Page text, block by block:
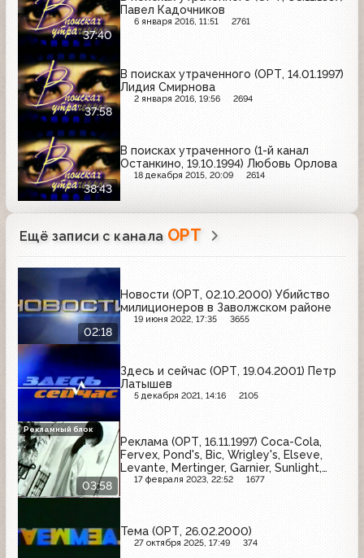
37:40
Павел Кадочников
6 января 2016, 11:51 2761
37:58
В поисках утраченного (ОРТ, 14.01.1997)
Лидия Смирнова
2 января 2016, 19:56 2694
38:43
В поисках утраченного (1-й канал
Останкино, 19.10.1994) Любовь Орлова
18 декабря 2015, 20:09 2614
Ещё записи с канала ОРТ
02:18
Новости (ОРТ, 02.10.2000) Убийство
милиционеров в Заволжском районе
19 июня 2022, 17:35 3655
Здесь и сейчас (ОРТ, 19.04.2001) Петр
Латышев
5 декабря 2021, 14:16 2105
03:58
Реклама (ОРТ, 16.11.1997) Coca-Cola,
Fervex, Pond's, Bic, Wrigley's, Elseve,
Levante, Mertinger, Garnier, Sunlight,
Rasch
17 февраля 2023, 22:52 1677
Рекламный блок
Тема (ОРТ, 26.02.2000)
27 октября 2025, 17:49 374